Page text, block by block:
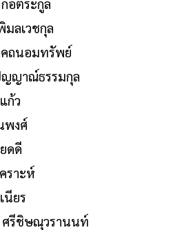
อตระกูล
ลเวชกุล
ถนอมทรัพย์
ญญาณ์ธรรมกุล
ก้ว
พงศ์
ดดี
ราะห์
นียร
ศรีชิษณุวรานนท์